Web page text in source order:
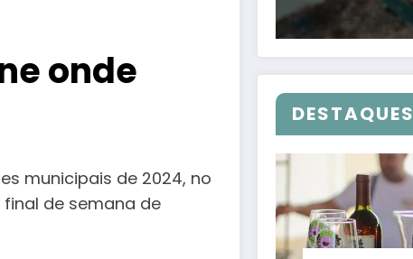
onde
municipais de 2024, no
de semana de
DESTAQUES